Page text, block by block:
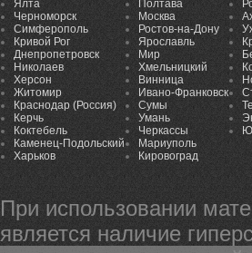
Ялта
Черноморск
Симферополь
Кривой Рог
Днепропетровск
Николаев
Херсон
Житомир
Краснодар (Россия)
Керчь
Коктебель
Каменец-Подольский
Харьков
Полтава
Москва
Ростов-на-Дону
Ярославль
Мир
Хмельницкий
Винница
Ивано-Франковск
Сумы
Умань
Черкассы
Мариуполь
Кировоград
При использовании
является наличие